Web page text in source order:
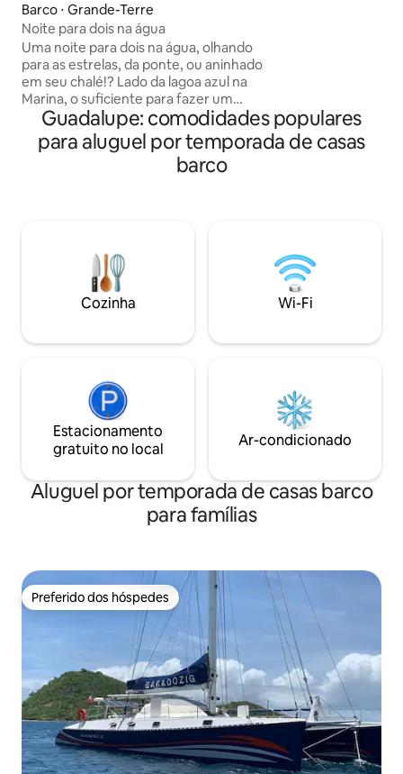
Barco ⋅ Grande-Terre
Noite para dois na água
Uma noite para dois na água, olhando
para as estrelas, da ponte, ou aninhado
em seu chalé!? Lado da lagoa azul na
Marina, o suficiente para fazer um
primeiro aperitivo e uma garrafa de
água. Seus lençóis e toalhas são
fornecidas. Você pode jantar no local (
todos os condimentos já estão lá, bem
encruzilhadas e o ecomax a menos de
Guadalupe: comodidades populares
para aluguel por temporada de casas
barco
Cozinha Wi-Fi
Estacionamento
gratuito no local
Ar-condicionado
Aluguel por temporada de casas barco
para famílias
Preferido dos hóspedes
Preferido dos hóspedes